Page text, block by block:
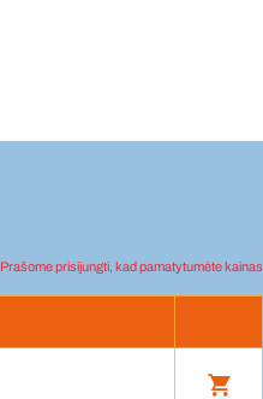
Prašome prisijungti, kad pamatytumėte kainas